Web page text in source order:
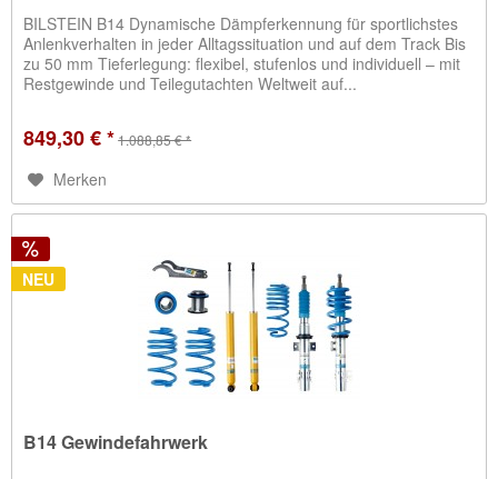
BILSTEIN B14 Dynamische Dämpferkennung für sportlichstes
Anlenkverhalten in jeder Alltagssituation und auf dem Track Bis
zu 50 mm Tieferlegung: flexibel, stufenlos und individuell – mit
Restgewinde und Teilegutachten Weltweit auf...
849,30 € *1.088,85 € *
Merken
NEU
B14 Gewindefahrwerk